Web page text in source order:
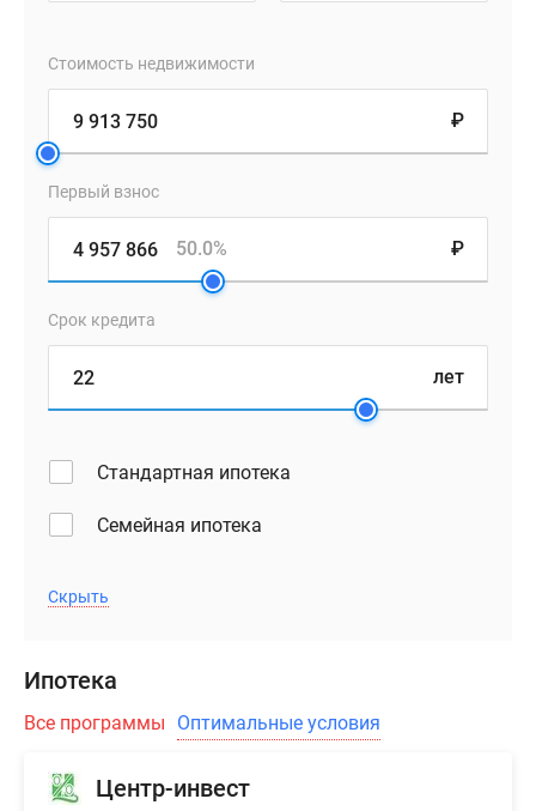
«трешек»,
площадь
которых
достигает
90.7
предусмотрены
кухонные
оптимальных
большие
высокие
м)
тех,
Стоимость недвижимости
₽
Первый взнос
₽
50.0%
Срок кредита
лет
Стандартная ипотека
Семейная ипотека
Скрыть
Ипотека
Все программы Оптимальные условия
Центр-инвест